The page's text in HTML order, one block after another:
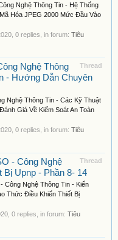
Nghệ Thông Tin - Hệ Thống
Hóa JPEG 2000 Mức Đầu Vào
, 0 replies, in forum: Tiêu
Thread
Nghệ Thông
- Hướng Dẫn Chuyên
Nghệ Thông Tin - Các Kỹ Thuật
Giá Về Kiểm Soát An Toàn
, 0 replies, in forum: Tiêu
Thread
- Công Nghệ
Bị Upnp - Phần 8- 14
Công Nghệ Thông Tin - Kiến
Thức Điều Khiển Thiết Bị
, 0 replies, in forum: Tiêu